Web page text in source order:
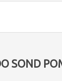
SOND